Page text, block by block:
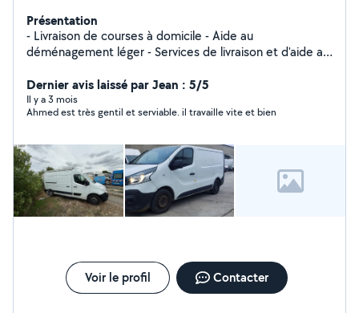
Présentation
- Livraison de courses à domicile - Aide au
déménagement léger - Services de livraison et d'aide au
Dernier avis laissé par Jean : 5/5
Il y a 3 mois
Ahmed est très gentil et serviable. il travaille vite et bien
Voir le profil Contacter